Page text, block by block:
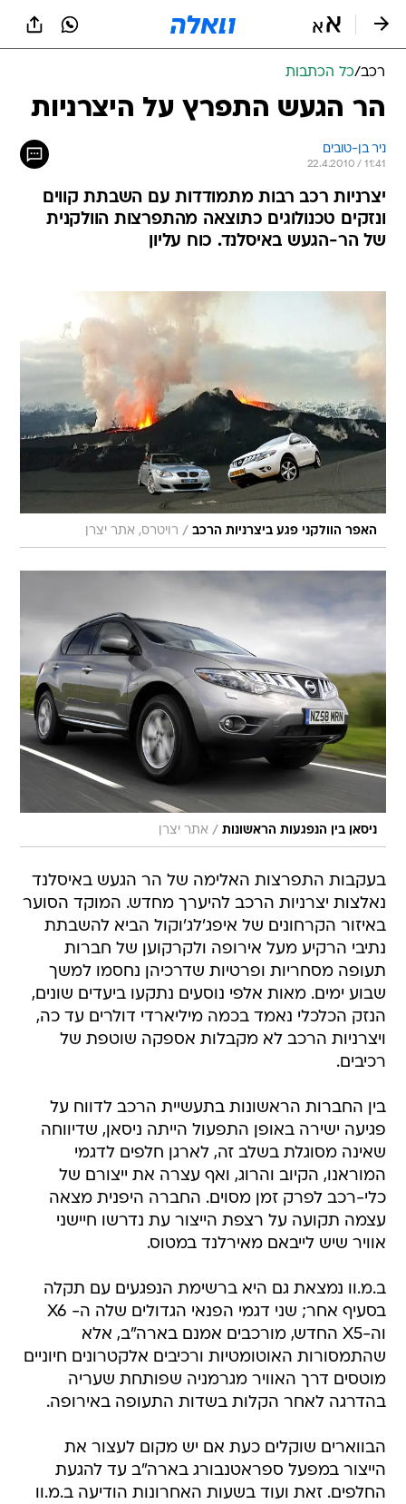
רכב/כל הכתבות
הר הגעש התפרץ על היצרניות
ניר בן-טובים
22.4.2010 / 11:41
יצרניות רכב רבות מתמודדות עם השבתת קווים
ונזקים טכנולוגים כתוצאה מהתפרצות הוולקנית
של הר-הגעש באיסלנד. כוח עליון
האפר הוולקני פגע ביצרניות הרכב / רויטרס, אתר יצרן
ניסאן בין הנפגעות הראשונות / אתר יצרן
בעקבות התפרצות האלימה של הר הגעש באיסלנד
נאלצות יצרניות הרכב להיערך מחדש. המוקד הסוער
באיזור הקרחונים של איפג'לג'וקול הביא להשבתת
נתיבי הרקיע מעל אירופה ולקרקוען של חברות
תעופה מסחריות ופרטיות שדרכיהן נחסמו למשך
שבוע ימים. מאות אלפי נוסעים נתקעו ביעדים שונים,
הנזק הכלכלי נאמד בכמה מיליארדי דולרים עד כה,
ויצרניות הרכב לא מקבלות אספקה שוטפת של
רכיבים.
בין החברות הראשונות בתעשיית הרכב לדווח על
פגיעה ישירה באופן התפעול הייתה ניסאן, שדיווחה
שאינה מסוגלת בשלב זה, לארגן חלפים לדגמי
המוראנו, הקיוב והרוג, ואף עצרה את ייצורם של
כלי-רכב לפרק זמן מסוים. החברה היפנית מצאה
עצמה תקועה על רצפת הייצור עת נדרשו חיישני
אוויר שיש לייבאם מאירלנד במטוס.
ב.מ.וו נמצאת גם היא ברשימת הנפגעים עם תקלה
בסעיף אחר; שני דגמי הפנאי הגדולים שלה ה- X6
וה-X5 החדש, מורכבים אמנם בארה"ב, אלא
שהתמסורות האוטומטיות ורכיבים אלקטרונים חיוניים
מוטסים דרך האוויר מגרמניה שפותחת שעריה
בהדרגה לאחר הקלות בשדות התעופה באירופה.
הבווארים שוקלים כעת אם יש מקום לעצור את
הייצור במפעל ספראטנבורג בארה"ב עד להגעת
החלפים. זאת ועוד בשעות האחרונות הודיעה ב.מ.וו